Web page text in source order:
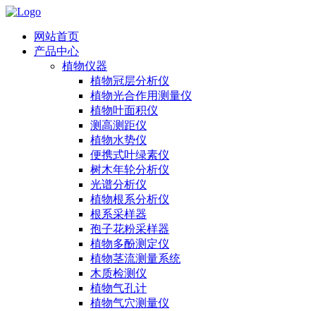
网站首页
产品中心
植物仪器
植物冠层分析仪
植物光合作用测量仪
植物叶面积仪
测高测距仪
植物水势仪
便携式叶绿素仪
树木年轮分析仪
光谱分析仪
植物根系分析仪
根系采样器
孢子花粉采样器
植物多酚测定仪
植物茎流测量系统
木质检测仪
植物气孔计
植物气穴测量仪